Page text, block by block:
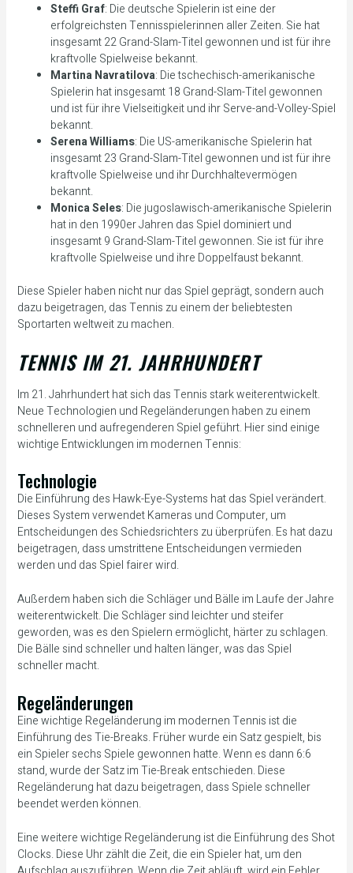
Steffi Graf: Die deutsche Spielerin ist eine der
erfolgreichsten Tennisspielerinnen aller Zeiten. Sie hat
insgesamt 22 Grand-Slam-Titel gewonnen und ist für ihre
kraftvolle Spielweise bekannt.
Martina Navratilova: Die tschechisch-amerikanische
Spielerin hat insgesamt 18 Grand-Slam-Titel gewonnen
und ist für ihre Vielseitigkeit und ihr Serve-and-Volley-Spiel
bekannt.
Serena Williams: Die US-amerikanische Spielerin hat
insgesamt 23 Grand-Slam-Titel gewonnen und ist für ihre
kraftvolle Spielweise und ihr Durchhaltevermögen
bekannt.
Monica Seles: Die jugoslawisch-amerikanische Spielerin
hat in den 1990er Jahren das Spiel dominiert und
insgesamt 9 Grand-Slam-Titel gewonnen. Sie ist für ihre
kraftvolle Spielweise und ihre Doppelfaust bekannt.
Diese Spieler haben nicht nur das Spiel geprägt, sondern auch
dazu beigetragen, das Tennis zu einem der beliebtesten
Sportarten weltweit zu machen.
TENNIS IM 21. JAHRHUNDERT
Im 21. Jahrhundert hat sich das Tennis stark weiterentwickelt.
Neue Technologien und Regeländerungen haben zu einem
schnelleren und aufregenderen Spiel geführt. Hier sind einige
wichtige Entwicklungen im modernen Tennis:
Technologie
Die Einführung des Hawk-Eye-Systems hat das Spiel verändert.
Dieses System verwendet Kameras und Computer, um
Entscheidungen des Schiedsrichters zu überprüfen. Es hat dazu
beigetragen, dass umstrittene Entscheidungen vermieden
werden und das Spiel fairer wird.
Außerdem haben sich die Schläger und Bälle im Laufe der Jahre
weiterentwickelt. Die Schläger sind leichter und steifer
geworden, was es den Spielern ermöglicht, härter zu schlagen.
Die Bälle sind schneller und halten länger, was das Spiel
schneller macht.
Regeländerungen
Eine wichtige Regeländerung im modernen Tennis ist die
Einführung des Tie-Breaks. Früher wurde ein Satz gespielt, bis
ein Spieler sechs Spiele gewonnen hatte. Wenn es dann 6:6
stand, wurde der Satz im Tie-Break entschieden. Diese
Regeländerung hat dazu beigetragen, dass Spiele schneller
beendet werden können.
Eine weitere wichtige Regeländerung ist die Einführung des Shot
Clocks. Diese Uhr zählt die Zeit, die ein Spieler hat, um den